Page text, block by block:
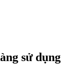
sử dụng